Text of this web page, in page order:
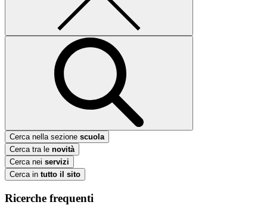
Cerca nella sezione scuola
Cerca tra le novità
Cerca nei servizi
Cerca in tutto il sito
Ricerche frequenti